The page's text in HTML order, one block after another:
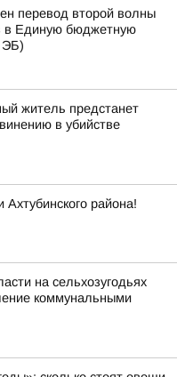
перевод второй волны
в Единую бюджетную
ЭБ)
житель предстанет
в убийстве
района!
на сельхозугодьях
коммунальными